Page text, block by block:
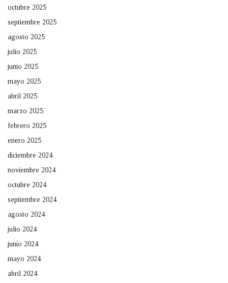
octubre 2025
septiembre 2025
agosto 2025
julio 2025
junio 2025
mayo 2025
abril 2025
marzo 2025
febrero 2025
enero 2025
diciembre 2024
noviembre 2024
octubre 2024
septiembre 2024
agosto 2024
julio 2024
junio 2024
mayo 2024
abril 2024